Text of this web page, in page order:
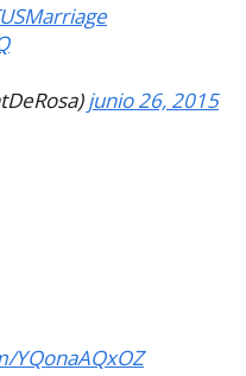
junio 26, 2015
YQonaAQxOZ